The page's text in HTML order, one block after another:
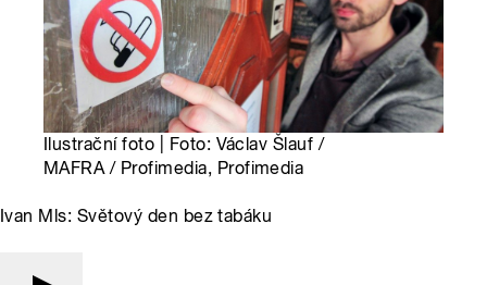
Ilustrační foto | Foto: Václav Šlauf /
MAFRA / Profimedia, Profimedia
Ivan Mls: Světový den bez tabáku